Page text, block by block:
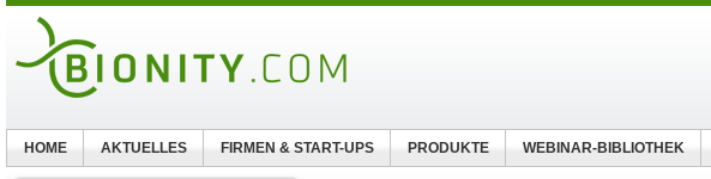
HOME AKTUELLES FIRMEN & START-UPS PRODUKTE WEBINAR-BIBLIOTHEK